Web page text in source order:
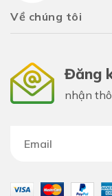
Về chúng tôi
Đăng
nhận